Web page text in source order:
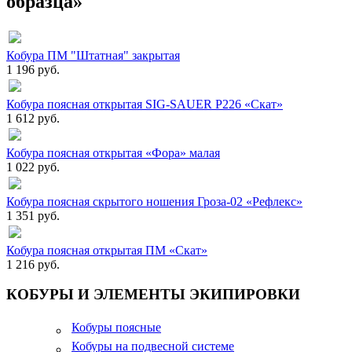
Кобура ПМ "Штатная" закрытая
1 196 руб.
Кобура поясная открытая SIG-SAUER P226 «Скат»
1 612 руб.
Кобура поясная открытая «Фора» малая
1 022 руб.
Кобура поясная скрытого ношения Гроза-02 «Рефлекс»
1 351 руб.
Кобура поясная открытая ПМ «Скат»
1 216 руб.
КОБУРЫ И ЭЛЕМЕНТЫ ЭКИПИРОВКИ
Кобуры поясные
Кобуры на подвесной системе